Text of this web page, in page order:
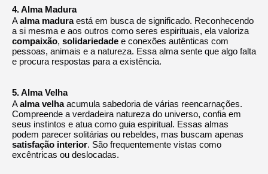
4. Alma Madura
Aalma maduraestá em busca de significado. Reconhecendo
a si mesma e aos outros como seres espirituais, ela valoriza
compaixão, solidariedade e conexões autênticas com
pessoas, animais e a natureza. Essa alma sente que algo falta
e procura respostas para a existência.
5. Alma Velha
Aalma velhaacumula sabedoria de várias reencarnações.
Compreende a verdadeira natureza do universo, confia em
seus instintos e atua como guia espiritual. Essas almas
podem parecer solitárias ou rebeldes, mas buscam apenas
satisfação interior. São frequentemente vistas como
excêntricas ou deslocadas.